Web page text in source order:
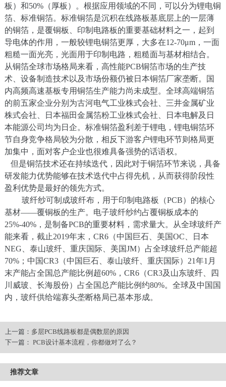
板）和50%（厚板）。根据应用领域的不同，可以分为锂电铜
箔、标准铜箔。标准铜箔是沉积在线路板基底层上的一层薄
的铜箔，是覆铜板、印制电路板的重要基础材料之一，起到
导电体的作用，一般较锂电铜箔更厚，大多在12-70μm，一面
粗糙一面光亮，光面用于印制电路，粗糙面与基材相结合。
从铜箔全球市场格局来看，高性能PCB铜箔市场的生产技
术、设备制造技术以及市场份额仍被日本铜箔厂家垄断。国
内高频高速基板专用铜箔生产能力尚未成型。全球高端铜箔
的前五家企业分别为古河电气工业株式会社、三井金属矿业
株式会社、日本福田金属箔粉工业株式会社、日本电解及日
本能源公司均为日企。标准铜箔盈利差于锂电，锂电铜箔环
节自身竞争格局较为分散，相反下游客户锂电环节则格局更
加集中，面对客户企业也很难具备强势的话语权。
但是铜箔技术还在持续迭代，因此对于铜箔环节来说，具备
研发能力优势能够在技术迭代中占得先机，从而获得阶段性
盈利优势是最好的领先方式。
玻纤纱可制成玻纤布，用于印制电路板（PCB）的核心
基材——覆铜板的生产。电子玻纤纱约占覆铜板成本的
25%-40%，是制备PCB的重要材料，需求量大。从全球玻纤产
能来看，截止2019年末，CR6（中国巨石、美国OC、日本
NEG、泰山玻纤、重庆国际、美国JM）占全球玻纤总产能超
70%；中国CR3（中国巨石、泰山玻纤、重庆国际）21年1月
末产能占全国总产能比例超60%，CR6（CR3及山东玻纤、四
川威玻、长海股份）占全国总产能比例约80%。全球及中国国
内，玻纤供给端寡头垄断格局已基本形成。
上一篇： 多层PCB线路板都是偶数层的原因
下一篇： PCB设计基本流程，你都做对了么？
推荐文章